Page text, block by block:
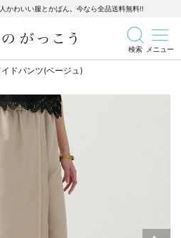
かわいい服とかばん。今なら全品送料無料!!
検索 メニュー
記事を検索
ドパンツ(ベージュ)